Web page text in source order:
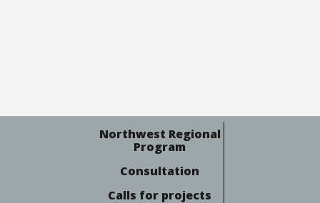
Northwest Regional
Program
Consultation
Calls for projects